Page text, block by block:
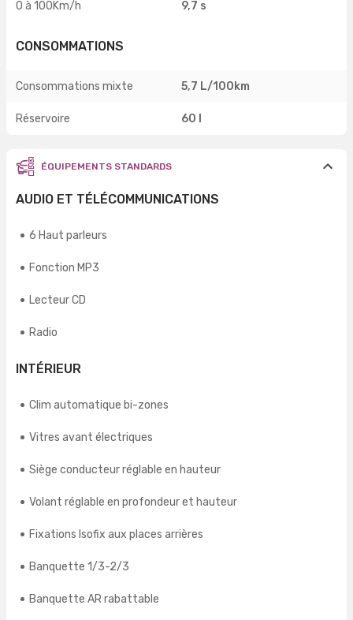
0 à 100Km/h 9,7 s
CONSOMMATIONS
Consommations mixte 5,7 L/100km
Réservoire 60 l
ÉQUIPEMENTS STANDARDS
AUDIO ET TÉLÉCOMMUNICATIONS
6 Haut parleurs
Fonction MP3
Lecteur CD
Radio
INTÉRIEUR
Clim automatique bi-zones
Vitres avant électriques
Siège conducteur réglable en hauteur
Volant réglable en profondeur et hauteur
Fixations Isofix aux places arrières
Banquette 1/3-2/3
Banquette AR rabattable